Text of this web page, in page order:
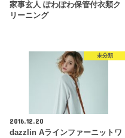
家事玄人 ぽわぽわ保管付衣類ク
リーニング
未分類
2016.12.20
dazzlin Aラインファーニットワ